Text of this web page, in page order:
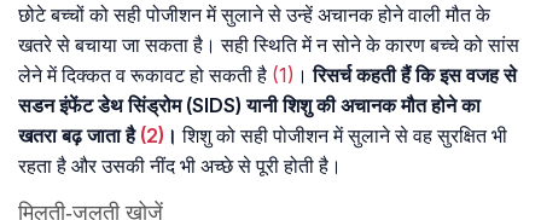
छोटे बच्चों को सही पोजीशन में सुलाने से उन्हें अचानक होने वाली मौत के
खतरे से बचाया जा सकता है। सही स्थिति में न सोने के कारण बच्चे को सांस
लेने में दिक्कत व रूकावट हो सकती है (1) । रिसर्च कहती हैं कि इस वजह से
सडन इंफेंट डेथ सिंड्रोम (SIDS) यानी शिशु की अचानक मौत होने का
खतरा बढ़ जाता है (2) । शिशु को सही पोजीशन में सुलाने से वह सुरक्षित भी
रहता है और उसकी नींद भी अच्छे से पूरी होती है।